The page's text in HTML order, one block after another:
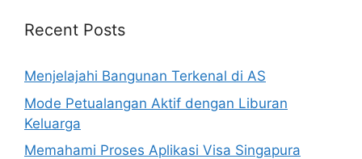
Recent Posts
Menjelajahi Bangunan Terkenal di AS
Mode Petualangan Aktif dengan Liburan
Keluarga
Memahami Proses Aplikasi Visa Singapura